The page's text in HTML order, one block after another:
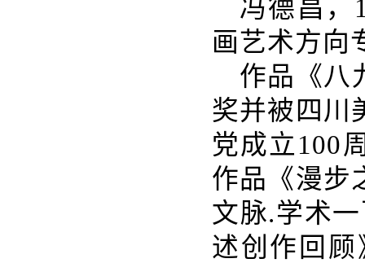
冯德昌，
画艺术方向
作品《八
奖并被四川
党成立100
作品《漫步
文脉.学术
述创作回